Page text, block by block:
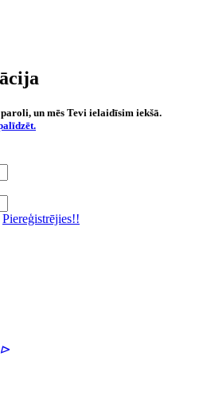
un mēs Tevi ielaidīsim iekšā.
Piereģistrējies!!
⊳